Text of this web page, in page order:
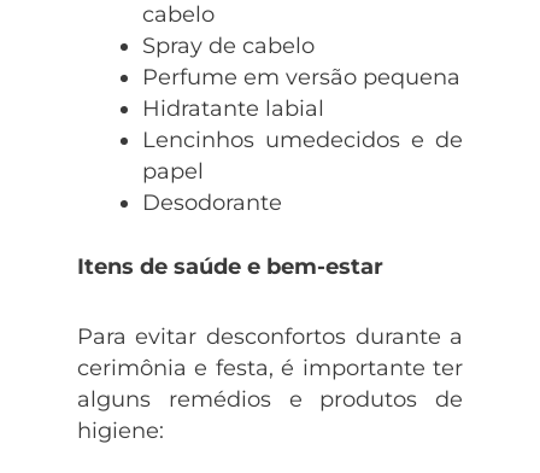
cabelo
Spray de cabelo
Perfume em versão pequena
Hidratante labial
Lencinhos umedecidos e de
papel
Desodorante
Itens de saúde e bem-estar
Para evitar desconfortos durante a
cerimônia e festa, é importante ter
alguns remédios e produtos de
higiene: